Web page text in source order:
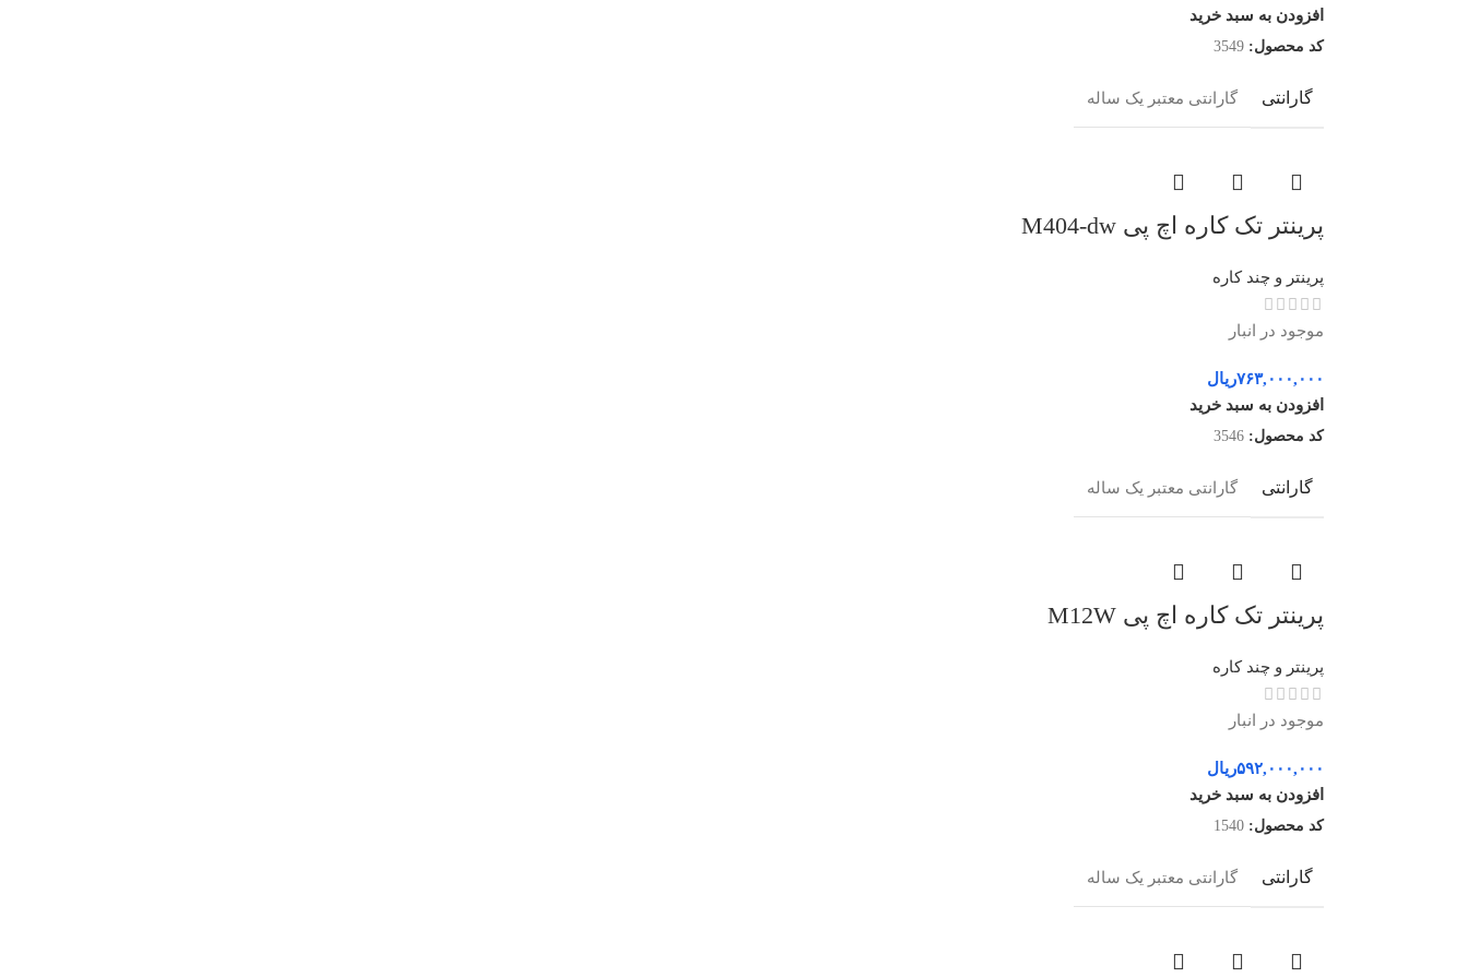
افزودن به سبد خرید
کد محصول: 3549
گارانتی گارانتی معتبر یک ساله
پرینتر تک کاره اچ پی M404-dw
پرینتر و چند کاره
موجود در انبار
۷۶۳,۰۰۰,۰۰۰ریال
افزودن به سبد خرید
کد محصول: 3546
گارانتی گارانتی معتبر یک ساله
پرینتر تک کاره اچ پی M12W
پرینتر و چند کاره
موجود در انبار
۵۹۲,۰۰۰,۰۰۰ریال
افزودن به سبد خرید
کد محصول: 1540
گارانتی گارانتی معتبر یک ساله